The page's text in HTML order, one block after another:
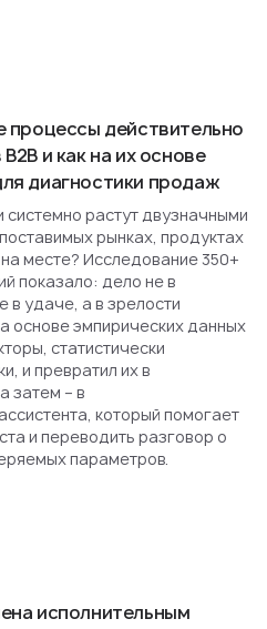
процессы действительно
и как на их основе
диагностики продаж
растут двузначными
рынках, продуктах
месте? Исследование 350+
показало: дело не в
в удаче, а в зрелости
основе эмпирических данных
статистически
и превратил их в
затем – в
который помогает
и переводить разговор о
параметров.
исполнительным